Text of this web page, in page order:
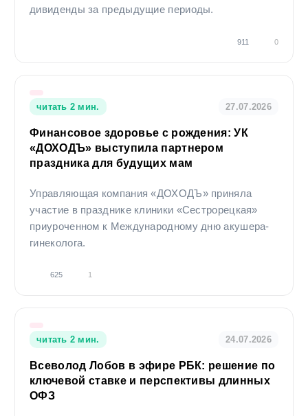
дивиденды за предыдущие периоды.
911 0
читать 2 мин. 27.07.2026
Финансовое здоровье с рождения: УК
«ДОХОДЪ» выступила партнером
праздника для будущих мам
Управляющая компания «ДОХОДЪ» приняла
участие в празднике клиники «Сестрорецкая»
приуроченном к Международному дню акушера-
гинеколога.
625 1
читать 2 мин. 24.07.2026
Всеволод Лобов в эфире РБК: решение по
ключевой ставке и перспективы длинных
ОФЗ